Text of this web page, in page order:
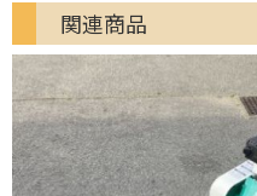
関連商品